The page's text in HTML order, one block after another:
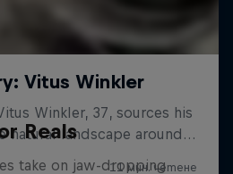
Reals
take on jaw-dropping